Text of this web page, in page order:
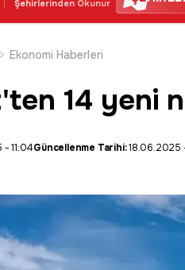
Şehirlerinden Okunur
Ekonomi Haberleri
14 yeni
11:04Güncellenme Tarihi:18.06.2025